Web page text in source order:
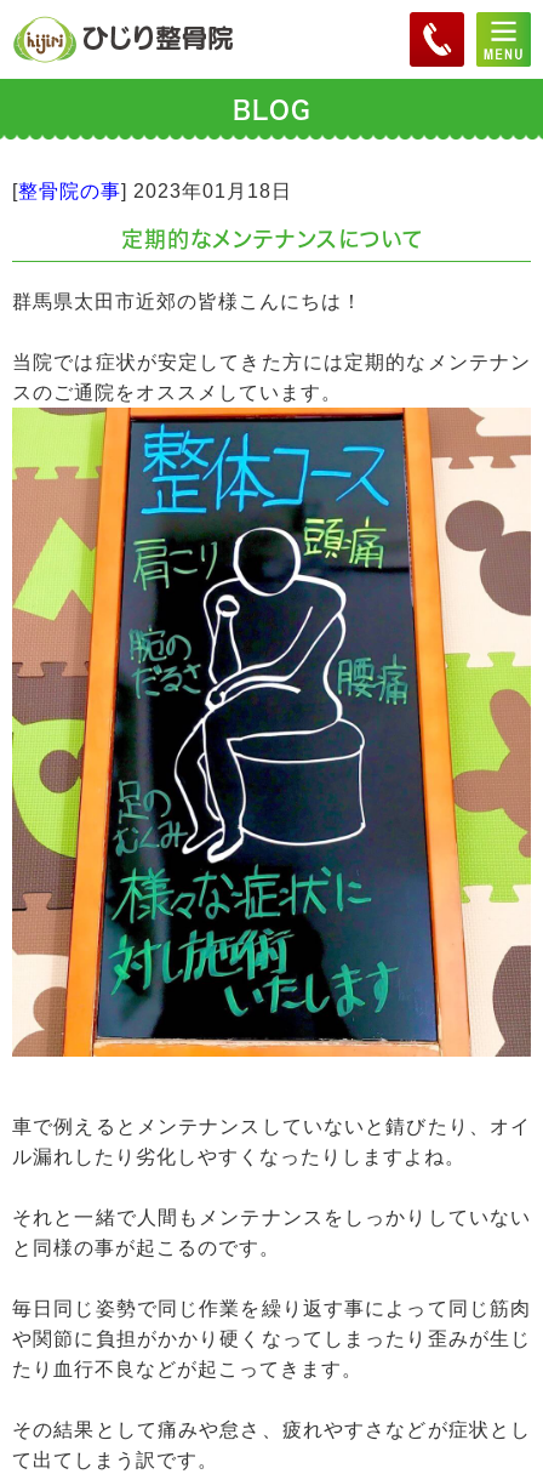
BLOG
[整骨院の事] 2023年01月18日
定期的なメンテナンスについて
群馬県太田市近郊の皆様こんにちは！
当院では症状が安定してきた方には定期的なメンテナン
スのご通院をオススメしています。
車で例えるとメンテナンスしていないと錆びたり、オイ
ル漏れしたり劣化しやすくなったりしますよね。
それと一緒で人間もメンテナンスをしっかりしていない
と同様の事が起こるのです。
毎日同じ姿勢で同じ作業を繰り返す事によって同じ筋肉
や関節に負担がかかり硬くなってしまったり歪みが生じ
たり血行不良などが起こってきます。
その結果として痛みや怠さ、疲れやすさなどが症状とし
て出てしまう訳です。